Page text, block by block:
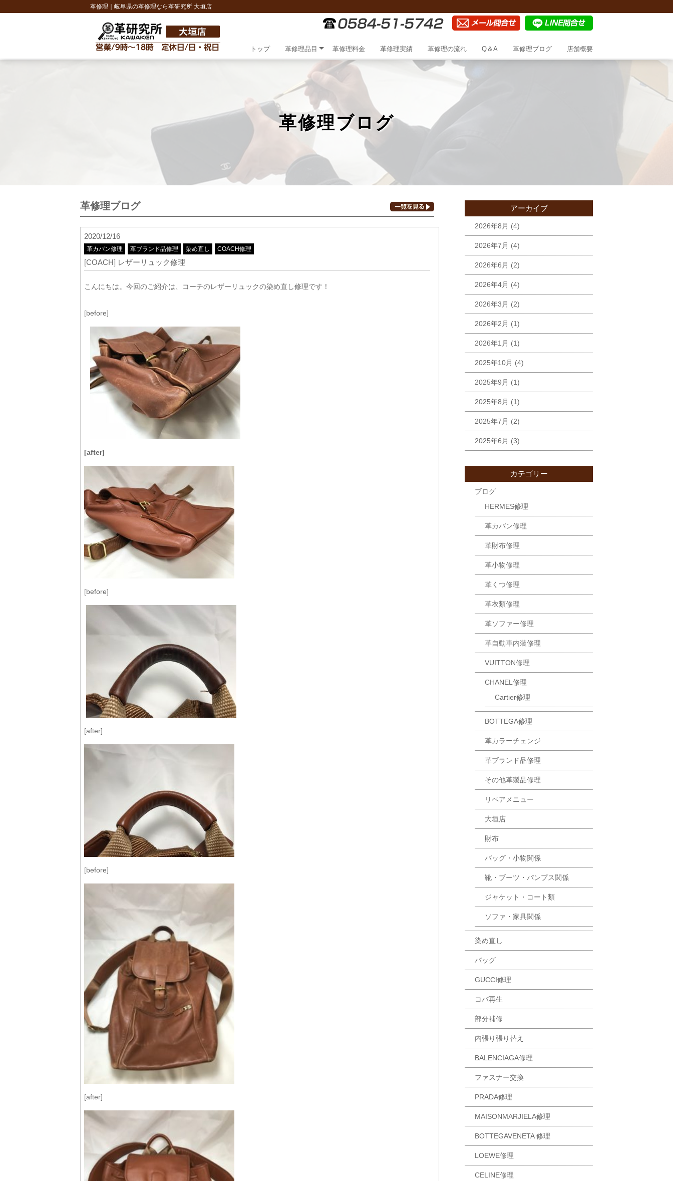
革修理｜岐阜県の革修理なら革研究所 大垣店
トップ 革修理品目 革修理料金 革修理実績 革修理の流れ Q＆A 革修理ブログ 店舗概要
革修理ブログ
革修理ブログ
2020/12/16
革カバン修理 革ブランド品修理 染め直し COACH修理
[COACH] レザーリュック修理
こんにちは。今回のご紹介は、コーチのレザーリュックの染め直し修理です！
[before]
[after]
[before]
[after]
[before]
[after]
アーカイブ
2026年8月 (4)
2026年7月 (4)
2026年6月 (2)
2026年4月 (4)
2026年3月 (2)
2026年2月 (1)
2026年1月 (1)
2025年10月 (4)
2025年9月 (1)
2025年8月 (1)
2025年7月 (2)
2025年6月 (3)
カテゴリー
ブログ
HERMES修理
革カバン修理
革財布修理
革小物修理
革くつ修理
革衣類修理
革ソファー修理
革自動車内装修理
VUITTON修理
CHANEL修理
Cartier修理
BOTTEGA修理
革カラーチェンジ
革ブランド品修理
その他革製品修理
リペアメニュー
大垣店
財布
バッグ・小物関係
靴・ブーツ・パンプス関係
ジャケット・コート類
ソファ・家具関係
染め直し
バッグ
GUCCI修理
コバ再生
部分補修
内張り張り替え
BALENCIAGA修理
ファスナー交換
PRADA修理
MAISONMARJIELA修理
BOTTEGAVENETA 修理
LOEWE修理
CELINE修理